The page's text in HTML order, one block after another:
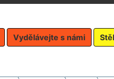
Vydělávejte s námi